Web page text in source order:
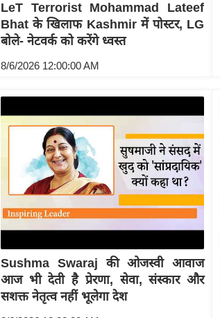
LeT Terrorist Mohammad Lateef
Bhat के खिलाफ Kashmir में पोस्टर, LG
बोले- नेटवर्क को करेंगे ध्वस्त
8/6/2026 12:00:00 AM
Sushma Swaraj की ओजस्वी आवाज
आज भी देती है प्रेरणा, सेवा, संस्कार और
सशक्त नेतृत्व नहीं भूलेगा देश